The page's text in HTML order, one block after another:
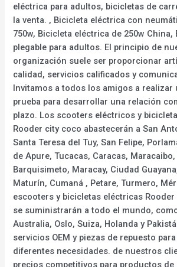
eléctrica para adultos, bicicletas de
la venta. , Bicicleta eléctrica con
750w, Bicicleta eléctrica de 250w
plegable para adultos. El principio de
organización suele ser proporcionar
calidad, servicios calificados y
Invitamos a todos los amigos a realizar
prueba para desarrollar una relación
plazo. Los scooters eléctricos y
Rooder city coco abastecerán a San
Santa Teresa del Tuy, San Felipe,
de Apure, Tucacas, Caracas,
Barquisimeto, Maracay, Ciudad
Maturín, Cumaná , Petare, Turmero,
escooters y bicicletas eléctricas
se suministrarán a todo el mundo,
Australia, Oslo, Suiza, Holanda y
servicios OEM y piezas de repuesto
diferentes necesidades. de nuestros
precios competitivos para productos de